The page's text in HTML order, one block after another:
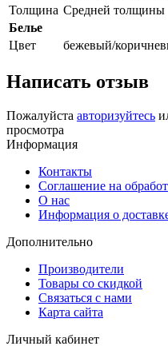
Толщина Средней толщины
Белье
Цвет
бежевый/
Написать отзыв
Пожалуйста авторизуйтесь
просмотра
Информация
Контакты
Соглашение на
О нас
Информация о
Дополнительно
Производители
Товары со скидкой
Связаться с нами
Карта сайта
Личный кабинет